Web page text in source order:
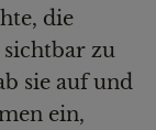
die
sichtbar zu
sie auf und
ein,